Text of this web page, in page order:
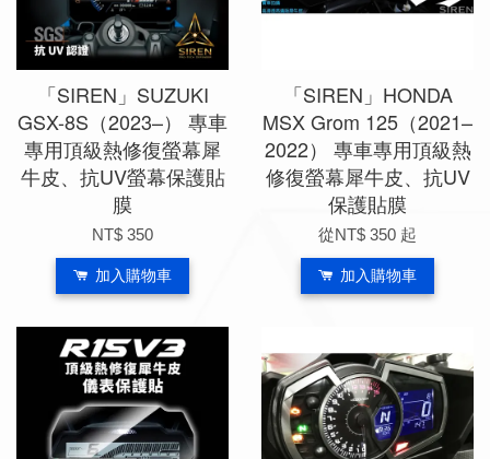
「SIREN」SUZUKI
GSX-8S（2023–） 專車
專用頂級熱修復螢幕犀
牛皮、抗UV螢幕保護貼
膜
NT$ 350
加入購物車
「SIREN」HONDA
MSX Grom 125（2021–
2022） 專車專用頂級熱
修復螢幕犀牛皮、抗UV
保護貼膜
從NT$ 350 起
加入購物車